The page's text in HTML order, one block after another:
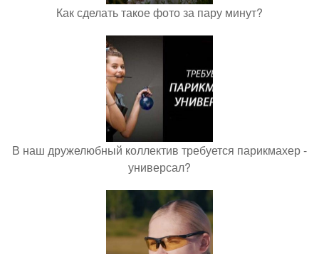
Как сделать такое фото за пару минут?
В наш дружелюбный коллектив требуется парикмахер -
универсал?